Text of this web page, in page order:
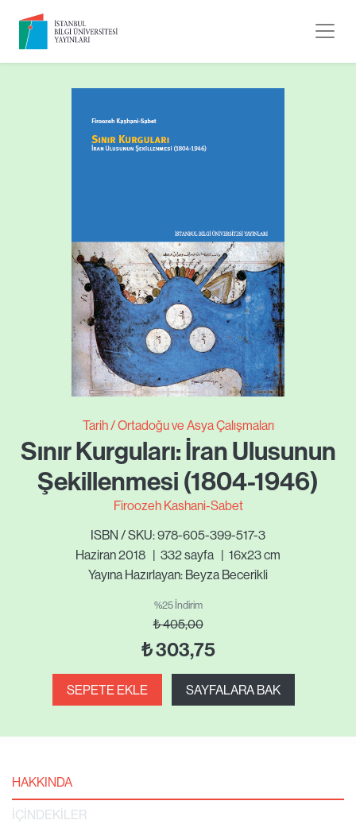
Tarih Ortadoğu ve Asya Çalışmaları
Sınır Kurguları: İran Ulusunun
Şekillenmesi (1804-1946)
Firoozeh Kashani-Sabet
ISBN / SKU: 978-605-399-517-3
Haziran 2018 | 332sayfa | 16x23 cm
Yayına Hazırlayan: Beyza Becerikli
%25 İndirim
₺405,00
₺303,75
SEPETE EKLE SAYFALARA BAK
HAKKINDA
İÇİNDEKİLER